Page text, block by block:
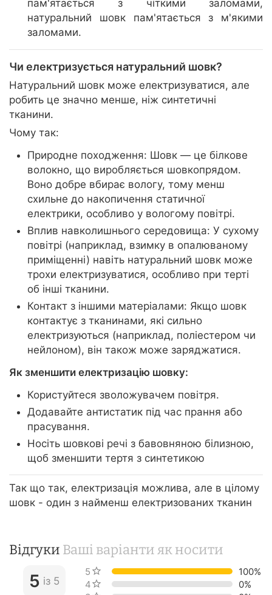
пам'ятається з чіткими заломами,
натуральний шовк пам'ятається з м'якими
заломами.
Чи електризується натуральний шовк?
Натуральний шовк може електризуватися, але
робить це значно менше, ніж синтетичні
тканини.
Чому так:
Природне походження: Шовк — це білкове
волокно, що виробляється шовкопрядом.
Воно добре вбирає вологу, тому менш
схильне до накопичення статичної
електрики, особливо у вологому повітрі.
Вплив навколишнього середовища: У сухому
повітрі (наприклад, взимку в опалюваному
приміщенні) навіть натуральний шовк може
трохи електризуватися, особливо при терті
об інші тканини.
Контакт з іншими матеріалами: Якщо шовк
контактує з тканинами, які сильно
електризуються (наприклад, поліестером чи
нейлоном), він також може заряджатися.
Як зменшити електризацію шовку:
Користуйтеся зволожувачем повітря.
Додавайте антистатик під час прання або
прасування.
Носіть шовкові речі з бавовняною білизною,
щоб зменшити тертя з синтетикою
Так що так, електризація можлива, але в цілому
шовк - один з найменш електризованих тканин
Відгуки Ваші варіанти як носити
5 із 5
5 зірок
100%
4 зірки
0%